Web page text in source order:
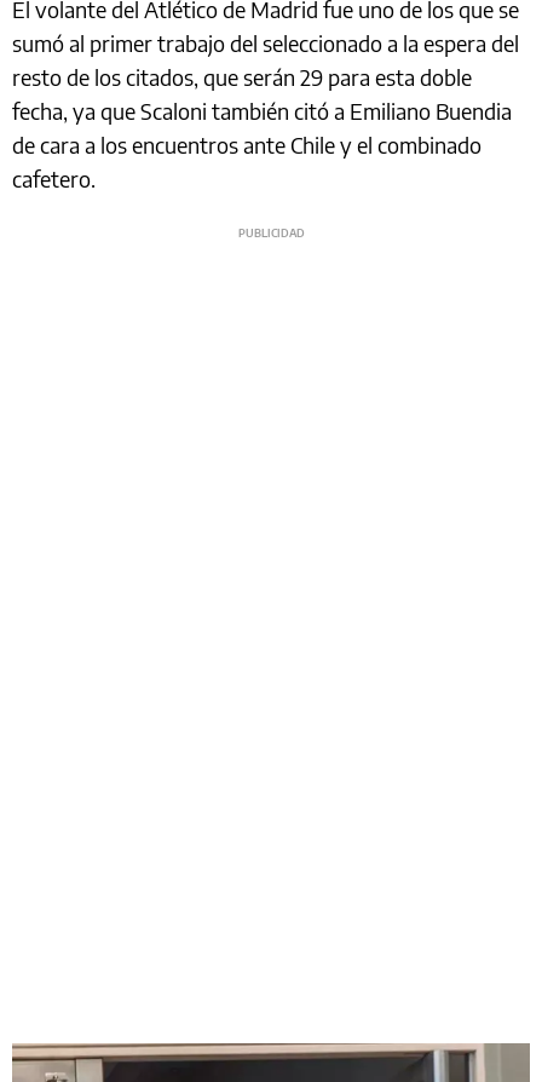
El volante del Atlético de Madrid fue uno de los que se
sumó al primer trabajo del seleccionado a la espera del
resto de los citados, que serán 29 para esta doble
fecha, ya que Scaloni también citó a Emiliano Buendia
de cara a los encuentros ante Chile y el combinado
cafetero.